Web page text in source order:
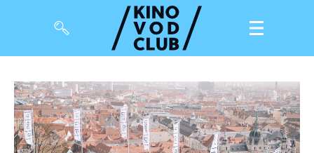
Filme
Magazin
Kuratierungen